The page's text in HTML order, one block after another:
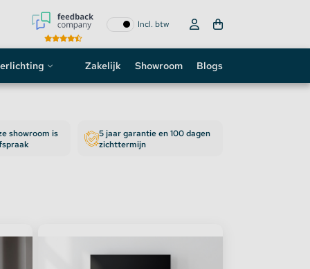
Incl. btw
sign
Zakelijk Showroom Blogs
showroom is
5 jaar garantie en 100 dagen
zichttermijn